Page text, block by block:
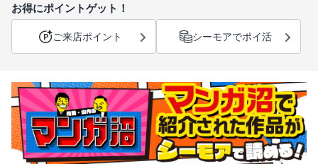
お得にポイントゲット！
ご来店ポイント シーモアでポイ活